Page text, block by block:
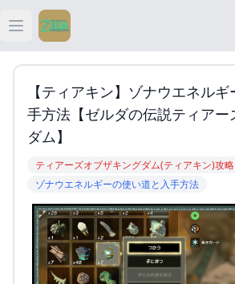
Open main menu
ティアキン
ティアキン 祠
ティアキン 攻略
【ティアキン】ゾナウエネル
手方法【ゼルダの伝説ティアー
ダム】
ティアーズオブザキングダム(ティアキン)攻略
ゾナウエネルギーの使い道と入手方法